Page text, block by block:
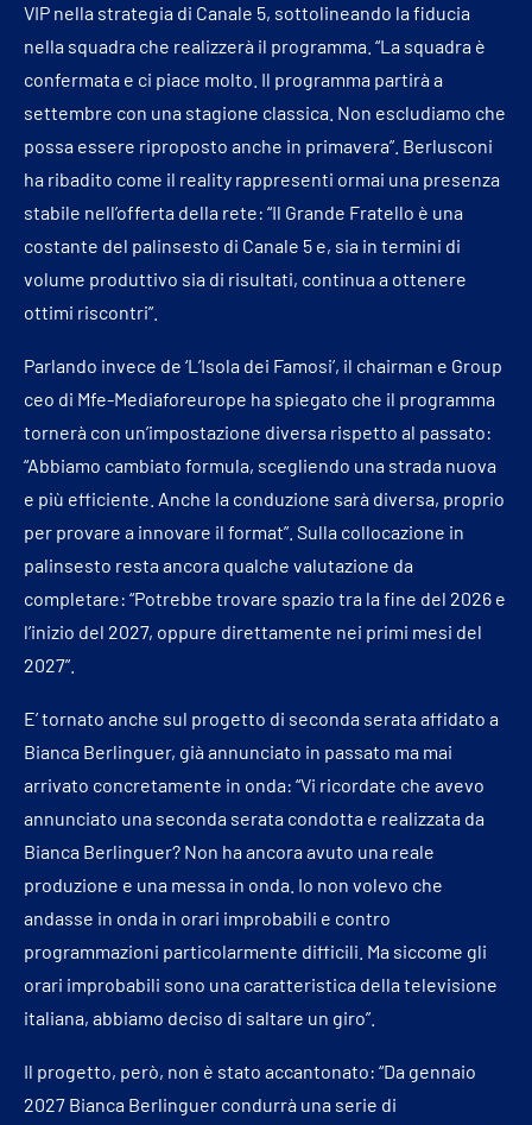
VIP nella strategia di Canale 5, sottolineando la fiducia
nella squadra che realizzerà il programma. “La squadra è
confermata e ci piace molto. Il programma partirà a
settembre con una stagione classica. Non escludiamo che
possa essere riproposto anche in primavera”. Berlusconi
ha ribadito come il reality rappresenti ormai una presenza
stabile nell’offerta della rete: “Il Grande Fratello è una
costante del palinsesto di Canale 5 e, sia in termini di
volume produttivo sia di risultati, continua a ottenere
ottimi riscontri”.
Parlando invece de ‘L’Isola dei Famosi’, il chairman e Group
ceo di Mfe-Mediaforeurope ha spiegato che il programma
tornerà con un’impostazione diversa rispetto al passato:
“Abbiamo cambiato formula, scegliendo una strada nuova
e più efficiente. Anche la conduzione sarà diversa, proprio
per provare a innovare il format”. Sulla collocazione in
palinsesto resta ancora qualche valutazione da
completare: “Potrebbe trovare spazio tra la fine del 2026 e
l’inizio del 2027, oppure direttamente nei primi mesi del
2027”.
E’ tornato anche sul progetto di seconda serata affidato a
Bianca Berlinguer, già annunciato in passato ma mai
arrivato concretamente in onda: “Vi ricordate che avevo
annunciato una seconda serata condotta e realizzata da
Bianca Berlinguer? Non ha ancora avuto una reale
produzione e una messa in onda. Io non volevo che
andasse in onda in orari improbabili e contro
programmazioni particolarmente difficili. Ma siccome gli
orari improbabili sono una caratteristica della televisione
italiana, abbiamo deciso di saltare un giro”.
Il progetto, però, non è stato accantonato: “Da gennaio
2027 Bianca Berlinguer condurrà una serie di